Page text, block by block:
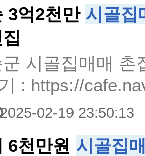
3억2천만 시골집
시골집매매
: https://
02-19 23:50:13
6천만원 시골집